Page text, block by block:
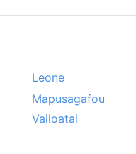
Leone
Mapusagafou
Vailoatai